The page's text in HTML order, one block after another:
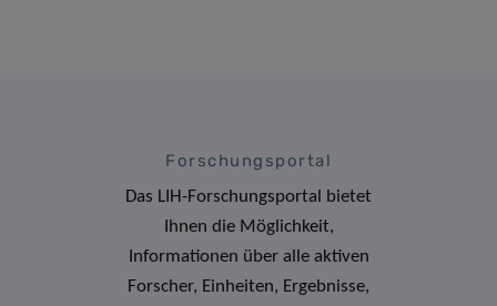
Forschungsportal
Das LIH-Forschungsportal bietet
Ihnen die Möglichkeit,
Informationen über alle aktiven
Forscher, Einheiten, Ergebnisse,